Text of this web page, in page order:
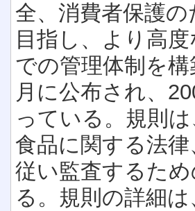
全、消費者保護
目指し、より高
での管理体制を
月に公布され、
っている。規則
食品に関する法
従い監査するた
る。規則の詳細